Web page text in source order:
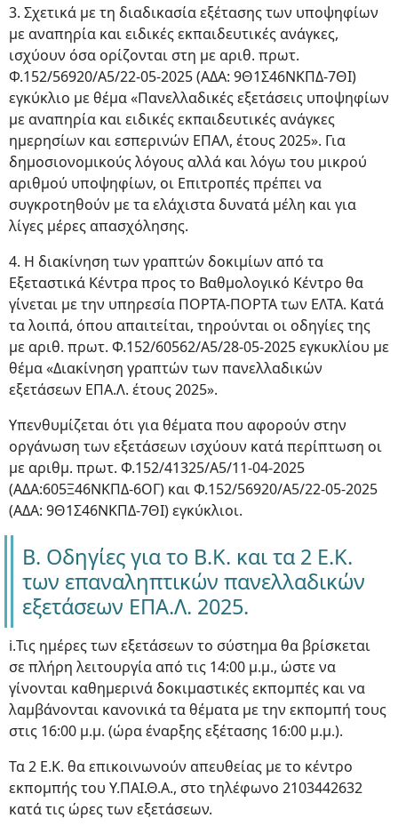
3. Σχετικά με τη διαδικασία εξέτασης των υποψηφίων
με αναπηρία και ειδικές εκπαιδευτικές ανάγκες,
ισχύουν όσα ορίζονται στη με αριθ. πρωτ.
Φ.152/56920/Α5/22-05-2025 (ΑΔΑ: 9Θ1Σ46ΝΚΠΔ-7ΘΙ)
εγκύκλιο με θέμα «Πανελλαδικές εξετάσεις υποψηφίων
με αναπηρία και ειδικές εκπαιδευτικές ανάγκες
ημερησίων και εσπερινών ΕΠΑΛ, έτους 2025». Για
δημοσιονομικούς λόγους αλλά και λόγω του μικρού
αριθμού υποψηφίων, οι Επιτροπές πρέπει να
συγκροτηθούν με τα ελάχιστα δυνατά μέλη και για
λίγες μέρες απασχόλησης.
4. Η διακίνηση των γραπτών δοκιμίων από τα
Εξεταστικά Κέντρα προς το Βαθμολογικό Κέντρο θα
γίνεται με την υπηρεσία ΠΟΡΤΑ-ΠΟΡΤΑ των ΕΛΤΑ. Κατά
τα λοιπά, όπου απαιτείται, τηρούνται οι οδηγίες της
με αριθ. πρωτ. Φ.152/60562/A5/28-05-2025 εγκυκλίου με
θέμα «Διακίνηση γραπτών των πανελλαδικών
εξετάσεων ΕΠΑ.Λ. έτους 2025».
Υπενθυμίζεται ότι για θέματα που αφορούν στην
οργάνωση των εξετάσεων ισχύουν κατά περίπτωση οι
με αριθμ. πρωτ. Φ.152/41325/Α5/11-04-2025
(ΑΔΑ:605Ξ46ΝΚΠΔ-6ΟΓ) και Φ.152/56920/Α5/22-05-2025
(ΑΔΑ: 9Θ1Σ46ΝΚΠΔ-7ΘΙ) εγκύκλιοι.
Β. Οδηγίες για το Β.Κ. και τα 2 Ε.Κ.
των επαναληπτικών πανελλαδικών
εξετάσεων ΕΠΑ.Λ. 2025.
i.Τις ημέρες των εξετάσεων το σύστημα θα βρίσκεται
σε πλήρη λειτουργία από τις 14:00 μ.μ., ώστε να
γίνονται καθημερινά δοκιμαστικές εκπομπές και να
λαμβάνονται κανονικά τα θέματα με την εκπομπή τους
στις 16:00 μ.μ. (ώρα έναρξης εξέτασης 16:00 μ.μ.).
Τα 2 Ε.Κ. θα επικοινωνούν απευθείας με το κέντρο
εκπομπής του Υ.ΠΑΙ.Θ.Α., στο τηλέφωνο 2103442632
κατά τις ώρες των εξετάσεων.